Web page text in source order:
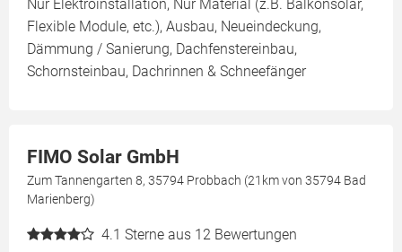
Nur Elektroinstallation, Nur Material (z.B. Balkonsolar,
Flexible Module, etc.), Ausbau, Neueindeckung,
Dämmung / Sanierung, Dachfenstereinbau,
Schornsteinbau, Dachrinnen & Schneefänger
FIMO Solar GmbH
Zum Tannengarten 8, 35794 Probbach (21km von 35794 Bad
Marienberg)
4.1 Sterne aus 12 Bewertungen